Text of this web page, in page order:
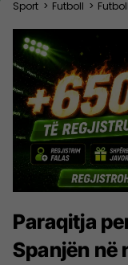
Sport > Futboll >
Paraqitja
Spanjën në